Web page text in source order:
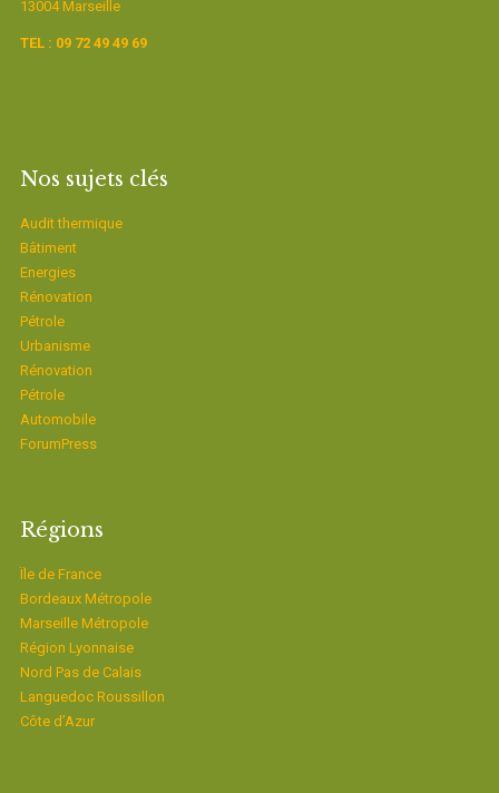
13004 Marseille
TEL : 09 72 49 49 69
Nos sujets clés
Audit thermique
Bâtiment
Energies
Rénovation
Pétrole
Urbanisme
Rénovation
Pétrole
Automobile
ForumPress
Régions
Ïle de France
Bordeaux Métropole
Marseille Métropole
Région Lyonnaise
Nord Pas de Calais
Languedoc Roussillon
Côte d’Azur